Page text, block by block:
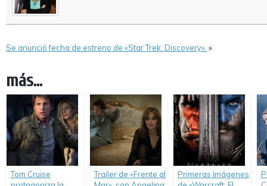
Se anunció fecha de estreno de «Star Trek: Discovery». »
más...
Tom Cruise
Trailer de «Frente al
Primeras imágenes